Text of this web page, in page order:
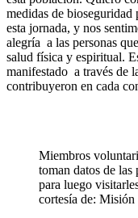
medidas de
esta jornada, y nos
alegría a las personas
salud física y espiritual.
manifestado a través de
contribuyeron en cada
Miembros
toman datos de las
para luego
cortesía de: Misión